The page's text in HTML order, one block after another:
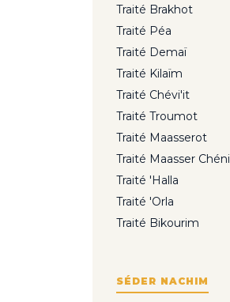
Traité Brakhot
Traité Péa
Traité Demaï
Traité Kilaïm
Traité Chévi'it
Traité Troumot
Traité Maasserot
Traité Maasser Chéni
Traité 'Halla
Traité 'Orla
Traité Bikourim
SÉDER NACHIM